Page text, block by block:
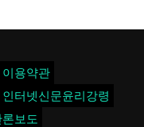
이용약관
인터넷신문윤리강령
보도